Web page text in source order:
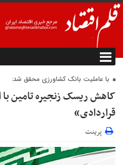
با عاملیت بانک کشاورزی محقق شد:
کاهش ریسک زنجیره تامین
قراردادی»
پرینت